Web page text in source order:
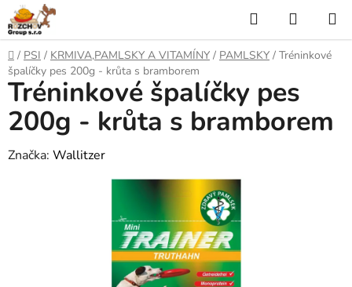
e
l
d
a
Á
U
P
D
o
m
ů
/ PSI / KRMIVA,PAMLSKY A VITAMÍNY / PAMLSKY / Tréninkové
špalíčky pes 200g - krůta s bramborem
Tréninkové špalíčky pes
200g - krůta s bramborem
Značka: Wallitzer